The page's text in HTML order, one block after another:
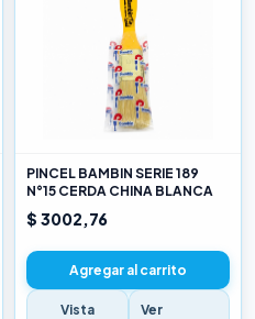
PINCEL BAMBIN SERIE 189
N°15 CERDA CHINA BLANCA
$ 3002,76
Agregar al carrito
Vista
Ver